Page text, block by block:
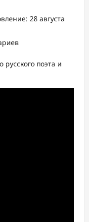
28 августа